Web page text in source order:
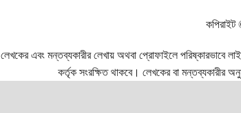
লেখকের এবং মন্তব্যকারীর লেখায় অথবা প্রোফাইলে পরিষ্কারভাবে
কর্তৃক সংরক্ষিত থাকবে। লেখকের বা মন্তব্যকারীর